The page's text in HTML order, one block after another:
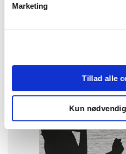
Marketing
Tillad alle
Kun
Andre har også købt